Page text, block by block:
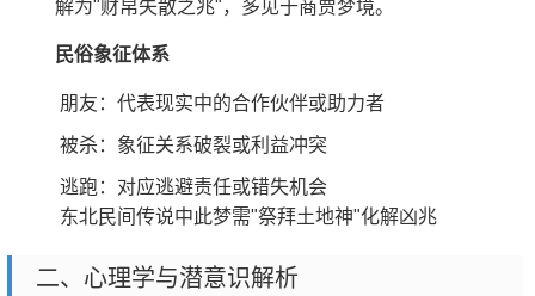
解为"财帛失散之兆"，多见于商贾梦境。
民俗象征体系
朋友：代表现实中的合作伙伴或助力者
被杀：象征关系破裂或利益冲突
逃跑：对应逃避责任或错失机会
东北民间传说中此梦需"祭拜土地神"化解凶兆
二、心理学与潜意识解析